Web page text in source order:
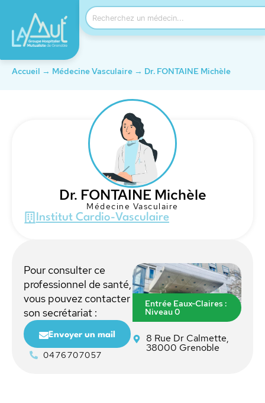
Accueil → Médecine Vasculaire → Dr. FONTAINE Michèle
Dr. FONTAINE Michèle
Médecine Vasculaire
Institut Cardio-Vasculaire
Pour consulter ce
professionnel de santé,
vous pouvez contacter
son secrétariat :
Envoyer un mail
0476707057
Entrée Eaux-Claires :
Niveau 0
8 Rue Dr Calmette,
38000 Grenoble